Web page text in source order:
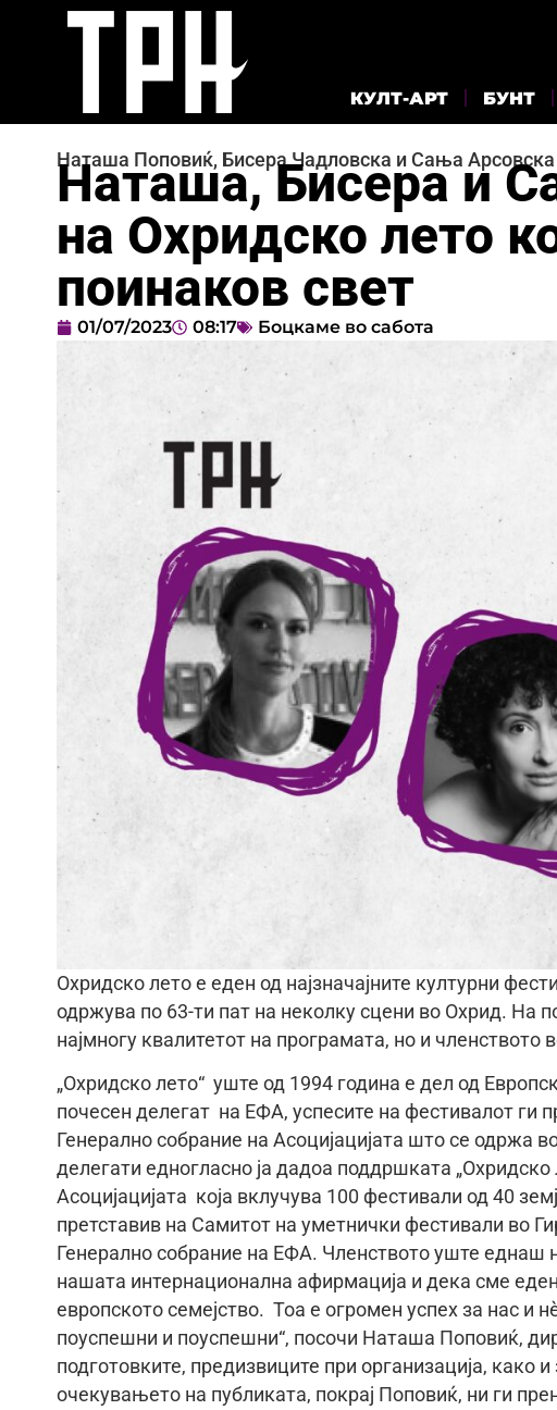
КУЛТ-АРТ БУНТ
Наташа Поповиќ, Бисера Чадловска и Сања Арсовска
Наташа, Бисера и
на Охридско лето
поинаков свет
01/07/2023 08:17 Боцкаме во сабота
Охридско лето е еден од најзначајните културни
одржува по 63-ти пат на неколку сцени во Охрид. На
најмногу квалитетот на програмата, но и членството
„Охридско лето“ уште од 1994 година е дел од
почесен делегат на ЕФА, успесите на фестивалот ги
Генерално собрание на Асоцијацијата што се одржа
делегати едногласно ја дадоа поддршката
Асоцијацијата која вклучува 100 фестивали од 40
претставив на Самитот на уметнички фестивали во
Генерално собрание на ЕФА. Членството уште еднаш
нашата интернационална афирмација и дека сме
европското семејство. Тоа е огромен успех за нас и
поуспешни и поуспешни“, посочи Наташа Поповиќ,
подготовките, предизвиците при организација,
очекувањето на публиката, покрај Поповиќ, ни ги